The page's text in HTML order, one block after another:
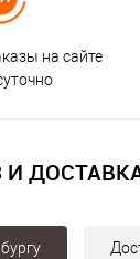
на сайте